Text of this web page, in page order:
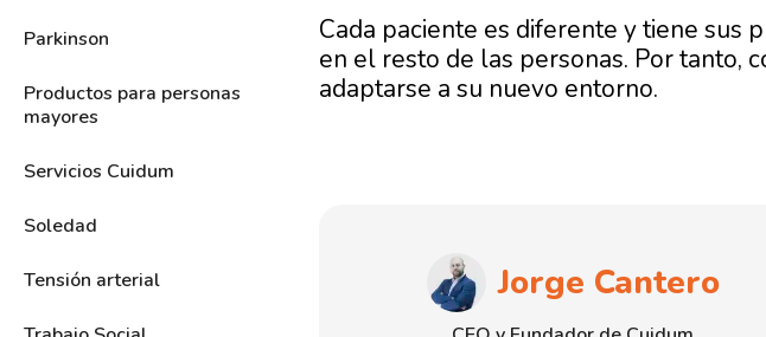
Parkinson
Productos para personas
mayores
Servicios Cuidum
Soledad
Tensión arterial
Cada paciente es diferente y tiene sus
en el resto de las personas. Por tanto,
adaptarse a su nuevo entorno.
Jorge Cantero